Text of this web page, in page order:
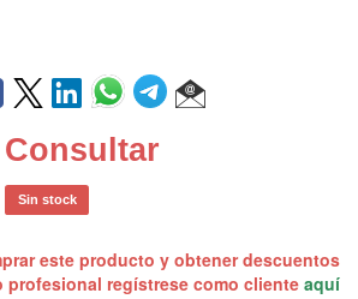
Consultar
Sin stock
este producto y obtener descuentos
profesional regístrese como cliente aquí